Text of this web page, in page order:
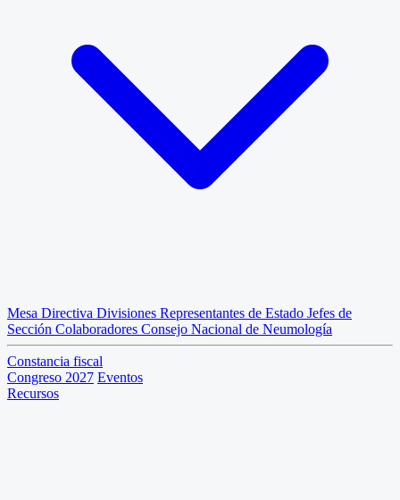
Mesa Directiva Divisiones Representantes de Estado Jefes de
Sección Colaboradores Consejo Nacional de Neumología
Constancia fiscal
Congreso 2027 Eventos
Recursos